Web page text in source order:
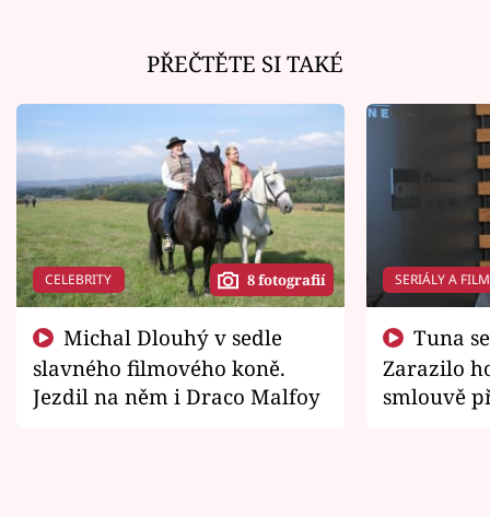
PŘEČTĚTE SI TAKÉ
CELEBRITY 8 fotografií
slavného filmového koně.
Jezdil na něm i Draco Malfoy
SERIÁLY A
Zarazilo
smlouvě